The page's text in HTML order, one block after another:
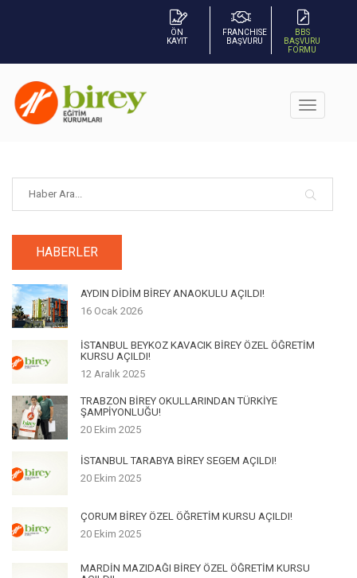
BBS
BAŞVURU
FORMU
FRANCHISE
BAŞVURU
ÖN
KAYIT
HABERLER
AYDIN DİDİM BİREY ANAOKULU AÇILDI!
16 Ocak 2026
İSTANBUL BEYKOZ KAVACIK BİREY ÖZEL ÖĞRETİM
KURSU AÇILDI!
12 Aralık 2025
TRABZON BİREY OKULLARINDAN TÜRKİYE
ŞAMPİYONLUĞU!
20 Ekim 2025
İSTANBUL TARABYA BİREY SEGEM AÇILDI!
20 Ekim 2025
ÇORUM BİREY ÖZEL ÖĞRETİM KURSU AÇILDI!
20 Ekim 2025
MARDİN MAZIDAĞI BİREY ÖZEL ÖĞRETİM KURSU